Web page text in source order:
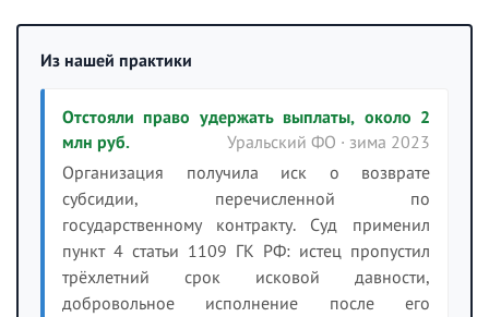
Из нашей практики
Отстояли право удержать выплаты, около 2
млн руб.
Уральский ФО · зима 2023
Организация получила иск о возврате
субсидии, перечисленной по
государственному контракту. Суд применил
пункт 4 статьи 1109 ГК РФ: истец пропустил
трёхлетний срок исковой давности,
добровольное исполнение после его